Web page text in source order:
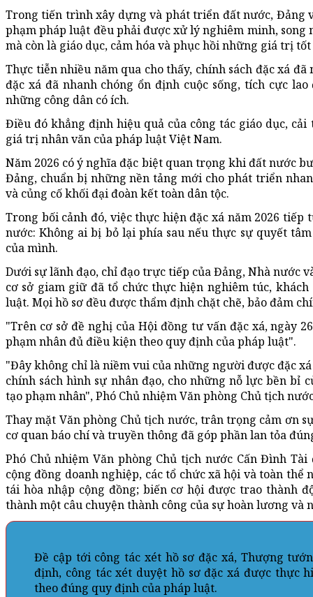
Trong tiến trình xây dựng và phát triển đất nước, Đảng
phạm pháp luật đều phải được xử lý nghiêm minh,
mà còn là giáo dục, cảm hóa và phục hồi những giá trị
Thực tiễn nhiều năm qua cho thấy, chính sách đặc xá
đặc xá đã nhanh chóng ổn định cuộc sống, tích cực
những công dân có ích.
Điều đó khẳng định hiệu quả của công tác giáo dục,
giá trị nhân văn của pháp luật Việt Nam.
Năm 2026 có ý nghĩa đặc biệt quan trọng khi đất nước
Đảng, chuẩn bị những nền tảng mới cho phát triển
và củng cố khối đại đoàn kết toàn dân tộc.
Trong bối cảnh đó, việc thực hiện đặc xá năm 2026
nước: Không ai bị bỏ lại phía sau nếu thực sự quyết
của mình.
Dưới sự lãnh đạo, chỉ đạo trực tiếp của Đảng, Nhà nước
cơ sở giam giữ đã tổ chức thực hiện nghiêm túc,
luật. Mọi hồ sơ đều được thẩm định chặt chẽ, bảo đảm
"Trên cơ sở đề nghị của Hội đồng tư vấn đặc xá, ngày
phạm nhân đủ điều kiện theo quy định của pháp luật".
"Đây không chỉ là niềm vui của những người được đặc
chính sách hình sự nhân đạo, cho những nỗ lực bền bỉ
tạo phạm nhân", Phó Chủ nhiệm Văn phòng Chủ tịch
Thay mặt Văn phòng Chủ tịch nước, trân trọng cảm ơn
cơ quan báo chí và truyền thông đã góp phần lan tỏa
Phó Chủ nhiệm Văn phòng Chủ tịch nước Cấn Đình
cộng đồng doanh nghiệp, các tổ chức xã hội và toàn
tái hòa nhập cộng đồng; biến cơ hội được trao thành
thành một câu chuyện thành công của sự hoàn lương và
Đề cập tới công tác xét hồ sơ đặc xá, Thượng
định, công tác xét duyệt hồ sơ đặc xá được thực
theo đúng quy định của pháp luật.